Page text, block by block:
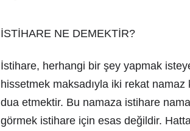
İSTİHARE NE DEMEKTİR?
İstihare, herhangi bir şey yapmak
hissetmek maksadıyla iki rekat namaz
dua etmektir. Bu namaza istihare
görmek istihare için esas değildir.